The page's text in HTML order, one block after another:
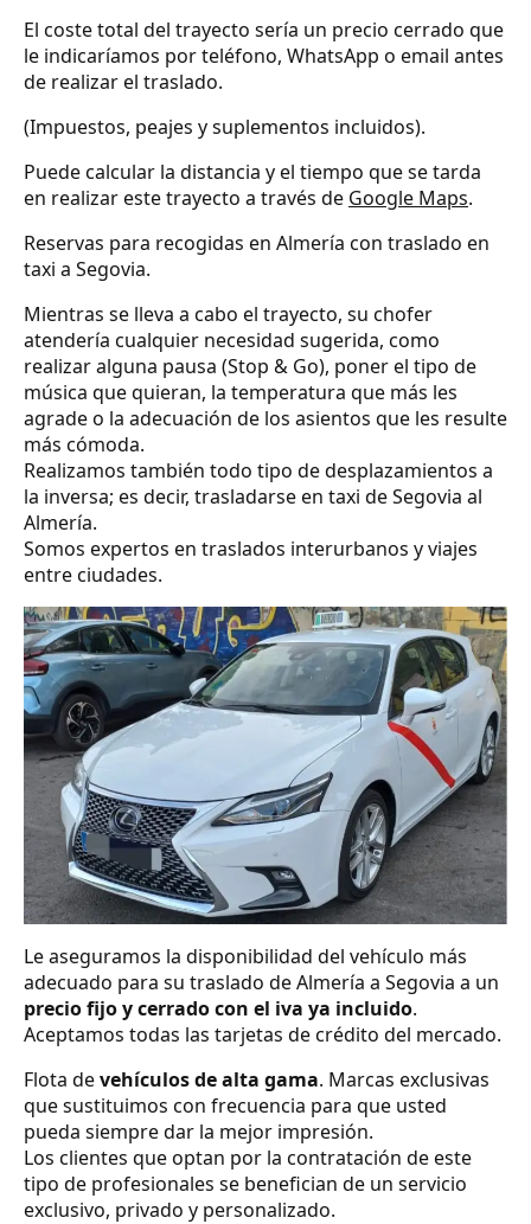
El coste total del trayecto sería un precio cerrado que
le indicaríamos por teléfono, WhatsApp o email antes
de realizar el traslado.
(Impuestos, peajes y suplementos incluidos).
Puede calcular la distancia y el tiempo que se tarda
en realizar este trayecto a través de Google Maps.
Reservas para recogidas en Almería con traslado en
taxi a Segovia.
Mientras se lleva a cabo el trayecto, su chofer
atendería cualquier necesidad sugerida, como
realizar alguna pausa (Stop & Go), poner el tipo de
música que quieran, la temperatura que más les
agrade o la adecuación de los asientos que les resulte
más cómoda.
Realizamos también todo tipo de desplazamientos a
la inversa; es decir, trasladarse en taxi de Segovia al
Almería.
Somos expertos en traslados interurbanos y viajes
entre ciudades.
Le aseguramos la disponibilidad del vehículo más
adecuado para su traslado de Almería a Segovia a un
precio fijo y cerrado con el iva ya incluido.
Aceptamos todas las tarjetas de crédito del mercado.
Flota devehículos de alta gama. Marcas exclusivas
que sustituimos con frecuencia para que usted
pueda siempre dar la mejor impresión.
Los clientes que optan por la contratación de este
tipo de profesionales se benefician de un servicio
exclusivo, privado y personalizado.